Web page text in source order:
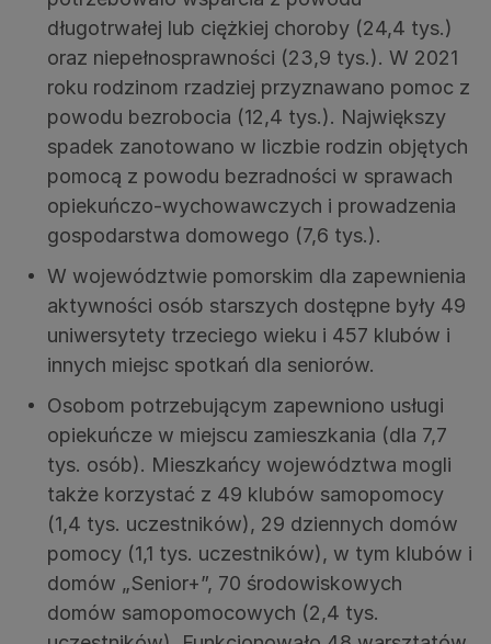
długotrwałej lub ciężkiej choroby (24,4 tys.)
oraz niepełnosprawności (23,9 tys.). W 2021
roku rodzinom rzadziej przyznawano pomoc z
powodu bezrobocia (12,4 tys.). Największy
spadek zanotowano w liczbie rodzin objętych
pomocą z powodu bezradności w sprawach
opiekuńczo-wychowawczych i prowadzenia
gospodarstwa domowego (7,6 tys.).
W województwie pomorskim dla zapewnienia
aktywności osób starszych dostępne były 49
uniwersytety trzeciego wieku i 457 klubów i
innych miejsc spotkań dla seniorów.
Osobom potrzebującym zapewniono usługi
opiekuńcze w miejscu zamieszkania (dla 7,7
tys. osób). Mieszkańcy województwa mogli
także korzystać z 49 klubów samopomocy
(1,4 tys. uczestników), 29 dziennych domów
pomocy (1,1 tys. uczestników), w tym klubów i
domów „Senior+”, 70 środowiskowych
domów samopomocowych (2,4 tys.